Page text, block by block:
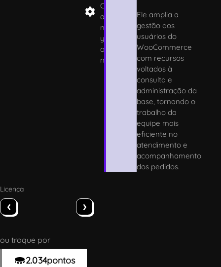
C
a
n
y
o
n
Ele amplia a
gestão dos
usuários do
WooCommerce
com recursos
voltados à
consulta e
administração da
base, tornando o
trabalho da
equipe mais
eficiente no
atendimento e
acompanhamento
dos pedidos.
Licença
‹ ›
ou troque por
2.034pontos